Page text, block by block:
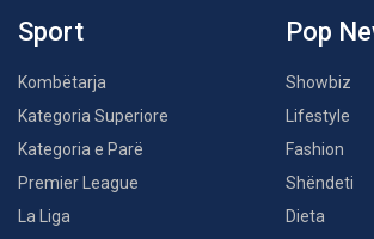
Sport
Kombëtarja
Kategoria Superiore
Kategoria e Parë
Premier League
La Liga
Pop
Showbiz
Lifestyle
Fashion
Shëndeti
Dieta